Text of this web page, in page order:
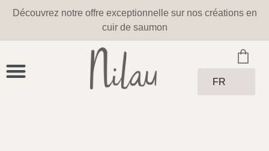
Découvrez notre offre exceptionnelle sur nos créations en
cuir de saumon
FR